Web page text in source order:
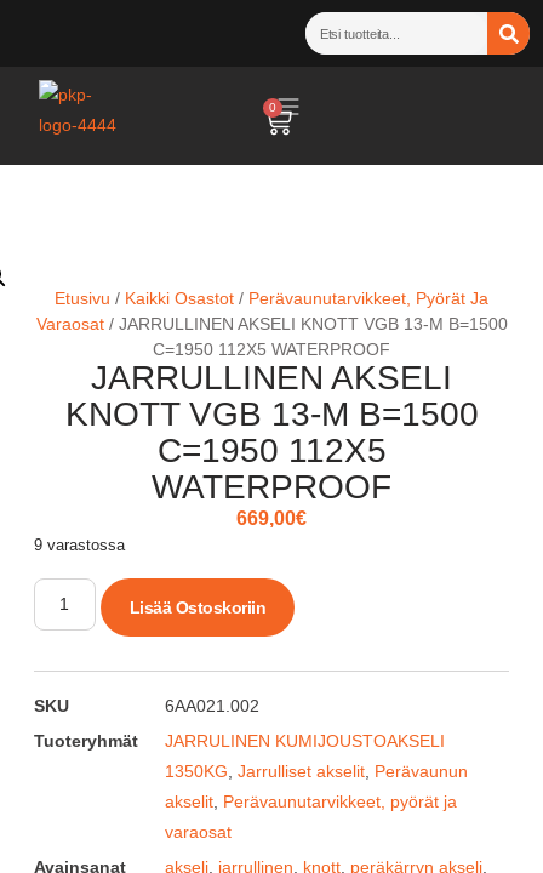
0
Etusivu / Kaikki Osastot / Perävaunutarvikkeet, Pyörät Ja
Varaosat/ JARRULLINEN AKSELI KNOTT VGB 13-M B=1500
C=1950 112X5 WATERPROOF
JARRULLINEN AKSELI
KNOTT VGB 13-M B=1500
C=1950 112X5
WATERPROOF
669,00€
9 varastossa
Lisää Ostoskoriin
SKU
6AA021.002
Tuoteryhmät
JARRULINEN KUMIJOUSTOAKSELI
1350KG Jarrulliset akselit Perävaunun
akselit Perävaunutarvikkeet, pyörät ja
varaosat
Avainsanat
akseli jarrullinen knott peräkärryn akseli